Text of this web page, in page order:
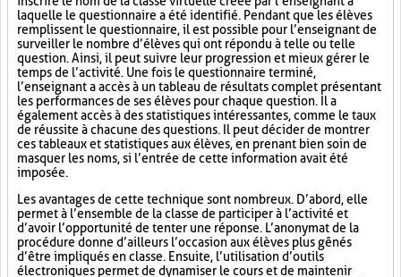
laquelle le questionnaire a été identifié. Pendant que les élèves
remplissent le questionnaire, il est possible pour l’enseignant de
surveiller le nombre d’élèves qui ont répondu à telle ou telle
question. Ainsi, il peut suivre leur progression et mieux gérer le
temps de l’activité. Une fois le questionnaire terminé,
l’enseignant a accès à un tableau de résultats complet présentant
les performances de ses élèves pour chaque question. Il a
également accès à des statistiques intéressantes, comme le taux
de réussite à chacune des questions. Il peut décider de montrer
ces tableaux et statistiques aux élèves, en prenant bien soin de
masquer les noms, si l’entrée de cette information avait été
imposée.
Les avantages de cette technique sont nombreux. D’abord, elle
permet à l’ensemble de la classe de participer à l’activité et
d’avoir l’opportunité de tenter une réponse. L’anonymat de la
procédure donne d’ailleurs l’occasion aux élèves plus gênés
d’être impliqués en classe. Ensuite, l’utilisation d’outils
électroniques permet de dynamiser le cours et de maintenir